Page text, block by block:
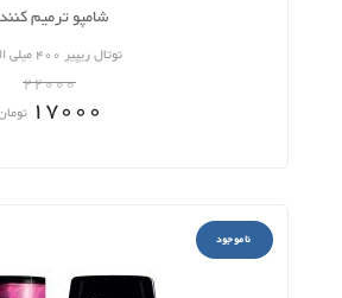
شامپو ترمیم
توتال ریپیر 400 میلی السیو
22000
17000
ناموجود